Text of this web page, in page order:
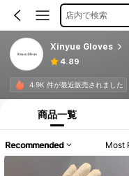
店内で検索
Xinyue Gloves
4.89
4.9K 件が最近販売されました
商品一覧
Recommended Most